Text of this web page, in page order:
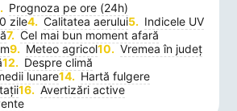
Prognoza pe ore (24h)
zile
Calitatea aerului
Indicele UV
Cel mai bun moment afară
Meteo agricol
Vremea în județ
Despre climă
lunare
Hartă fulgere
Avertizări active